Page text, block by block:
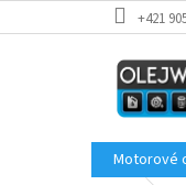
na
+421
Motorové